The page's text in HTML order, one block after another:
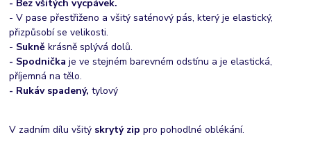
- Bez všitých vycpávek.
- V pase přestřiženo a všitý saténový pás, který je elastický,
přizpůsobí se velikosti.
- Sukně krásně splývá dolů.
- Spodnička je ve stejném barevném odstínu a je elastická,
příjemná na tělo.
- Rukáv spadený, tylový
V zadním dílu všitý skrytý zip pro pohodlné oblékání.